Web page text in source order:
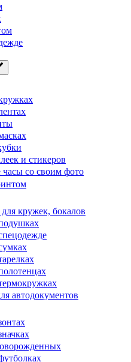
и стикеров
со своим фото
кружек, бокалов
автодокументов